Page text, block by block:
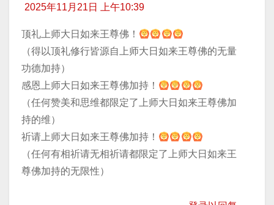
2025年11月21日 上午10:39
顶礼上师大日如来王尊佛！
（得以顶礼修行皆源自上师大日如来王尊佛的无量
功德加持）
感恩上师大日如来王尊佛加持！
（任何赞美和思维都限定了上师大日如来王尊佛加
持的维）
祈请上师大日如来王尊佛加持！
（任何有相祈请无相祈请都限定了上师大日如来王
尊佛加持的无限性）